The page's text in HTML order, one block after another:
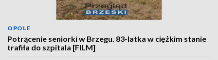
OPOLE
Potrącenie seniorki w Brzegu. 83-latka w ciężkim stanie
trafiła do szpitala [FILM]